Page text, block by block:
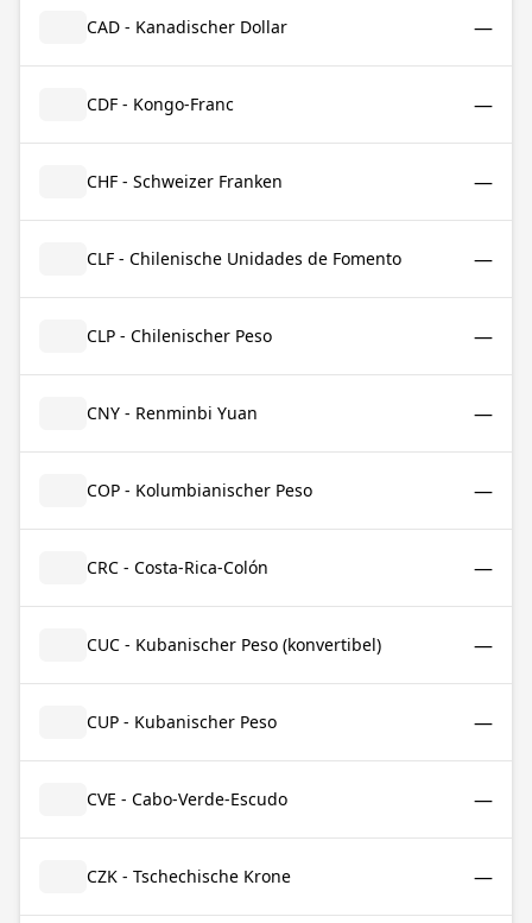
CAD - Kanadischer Dollar —
CDF - Kongo-Franc —
CHF - Schweizer Franken —
CLF - Chilenische Unidades de Fomento —
CLP - Chilenischer Peso —
CNY - Renminbi Yuan —
COP - Kolumbianischer Peso —
CRC - Costa-Rica-Colón —
CUC - Kubanischer Peso (konvertibel) —
CUP - Kubanischer Peso —
CVE - Cabo-Verde-Escudo —
CZK - Tschechische Krone —